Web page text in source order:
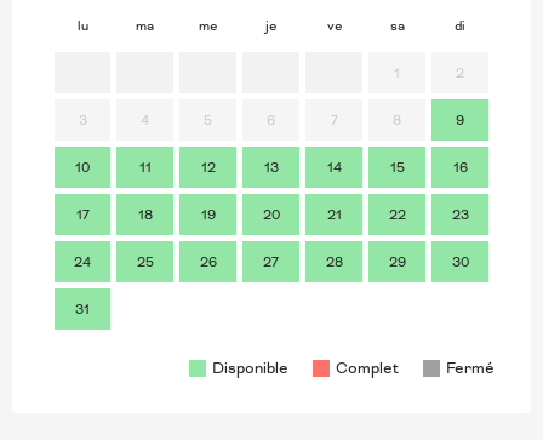
lu ma me je ve sa di
1 2
3 4 5 6 7 8 9
10 11 12 13 14 15 16
17 18 19 20 21 22 23
24 25 26 27 28 29 30
31
Disponible Complet Fermé